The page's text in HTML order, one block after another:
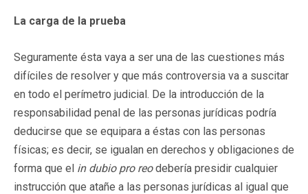
La carga de la prueba
Seguramente ésta vaya a ser una de las cuestiones más
difíciles de resolver y que más controversia va a suscitar
en todo el perímetro judicial. De la introducción de la
responsabilidad penal de las personas jurídicas podría
deducirse que se equipara a éstas con las personas
físicas; es decir, se igualan en derechos y obligaciones de
forma que el in dubio pro reodebería presidir cualquier
instrucción que atañe a las personas jurídicas al igual que